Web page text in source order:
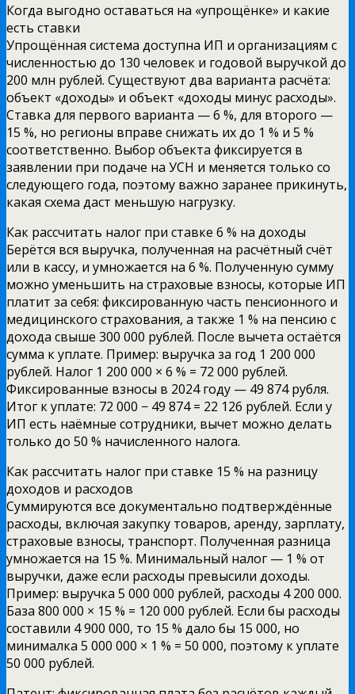
Когда выгодно оставаться на «упрощёнке» и какие
есть ставки
Упрощённая система доступна ИП и организациям с
численностью до 130 человек и годовой выручкой до
200 млн рублей. Существуют два варианта расчёта:
объект «доходы» и объект «доходы минус расходы».
Ставка для первого варианта — 6 %, для второго —
15 %, но регионы вправе снижать их до 1 % и 5 %
соответственно. Выбор объекта фиксируется в
заявлении при подаче на УСН и меняется только со
следующего года, поэтому важно заранее прикинуть,
какая схема даст меньшую нагрузку.
Как рассчитать налог при ставке 6 % на доходы
Берётся вся выручка, полученная на расчётный счёт
или в кассу, и умножается на 6 %. Полученную сумму
можно уменьшить на страховые взносы, которые ИП
платит за себя: фиксированную часть пенсионного и
медицинского страхования, а также 1 % на пенсию с
дохода свыше 300 000 рублей. После вычета остаётся
сумма к уплате. Пример: выручка за год 1 200 000
рублей. Налог 1 200 000 × 6 % = 72 000 рублей.
Фиксированные взносы в 2024 году — 49 874 рубля.
Итог к уплате: 72 000 − 49 874 = 22 126 рублей. Если у
ИП есть наёмные сотрудники, вычет можно делать
только до 50 % начисленного налога.
Как рассчитать налог при ставке 15 % на разницу
доходов и расходов
Суммируются все документально подтверждённые
расходы, включая закупку товаров, аренду, зарплату,
страховые взносы, транспорт. Полученная разница
умножается на 15 %. Минимальный налог — 1 % от
выручки, даже если расходы превысили доходы.
Пример: выручка 5 000 000 рублей, расходы 4 200 000.
База 800 000 × 15 % = 120 000 рублей. Если бы расходы
составили 4 900 000, то 15 % дало бы 15 000, но
минималка 5 000 000 × 1 % = 50 000, поэтому к уплате
50 000 рублей.